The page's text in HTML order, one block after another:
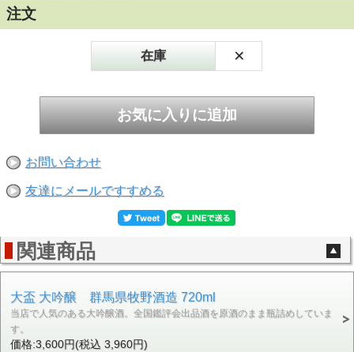
注文
在庫 ×
お問い合わせ
友達にメールですすめる
関連商品
大盃 大吟醸 群馬県牧野酒造 720ml
当店で人気のある大吟醸酒。全国鑑評会出品酒を原酒のまま瓶詰めしていま
す。
価格:3,600円(税込 3,960円)